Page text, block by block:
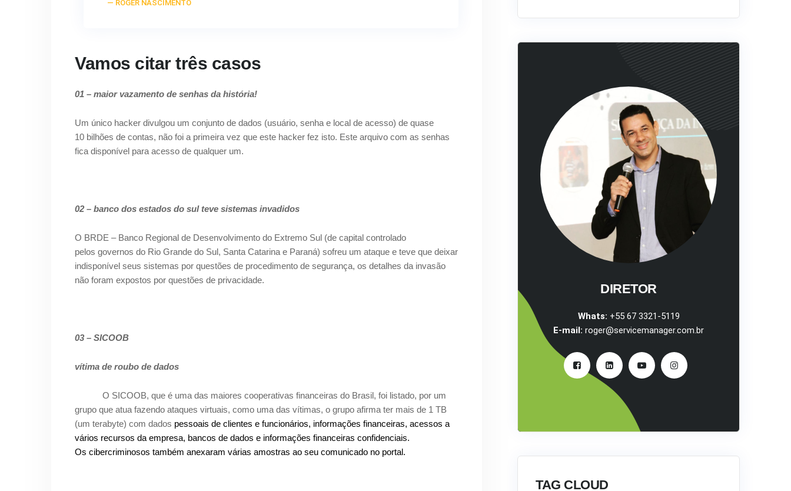
ROGER NASCIMENTO
Vamos citar três casos
01 – maior vazamento de senhas da história!
Um único hacker divulgou um conjunto de dados (usuário, senha e local de acesso) de quase
10 bilhões de contas, não foi a primeira vez que este hacker fez isto. Este arquivo com as senhas
fica disponível para acesso de qualquer um.
02 – banco dos estados do sul teve sistemas invadidos
O BRDE – Banco Regional de Desenvolvimento do Extremo Sul (de capital controlado
pelos governos do Rio Grande do Sul, Santa Catarina e Paraná) sofreu um ataque e teve que deixar
indisponível seus sistemas por questões de procedimento de segurança, os detalhes da invasão
não foram expostos por questões de privacidade.
03 – SICOOB
vítima de roubo de dados
O SICOOB, que é uma das maiores cooperativas financeiras do Brasil, foi listado, por um
grupo que atua fazendo ataques virtuais, como uma das vítimas, o grupo afirma ter mais de 1 TB
(um terabyte) com dados pessoais de clientes e funcionários, informações financeiras, acessos a
vários recursos da empresa, bancos de dados e informações financeiras confidenciais.
Os cibercriminosos também anexaram várias amostras ao seu comunicado no portal.
DIRETOR
Whats: +55 67 3321-5119
E-mail: roger@servicemanager.com.br
TAG CLOUD